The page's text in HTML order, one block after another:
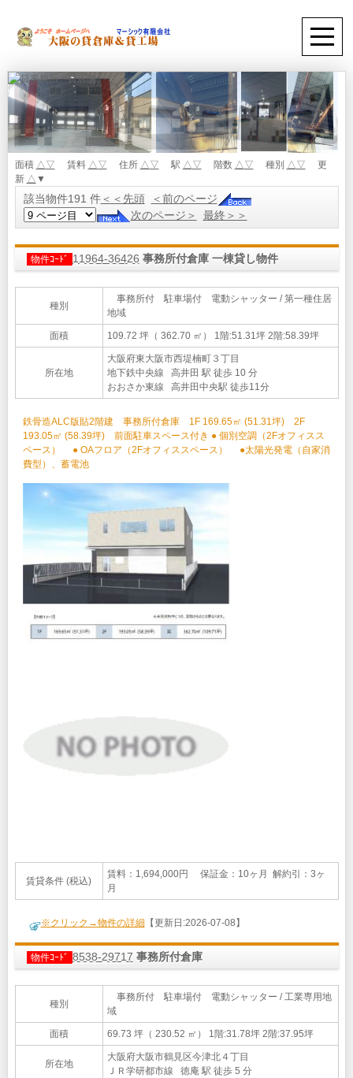
面積 △▽ 賃料 △▽ 住所 △▽ 駅 △▽ 階数 △▽ 種別 △▽ 更
新 △ ▼
該当物件191 件＜＜先頭
＜前のページ
次のページ＞
最終＞＞
物件ｺｰﾄﾞ 11964-36426 事務所付倉庫 一棟貸し物件
種別
事務所付 駐車場付 電動シャッター / 第一種住居
地域
面積 109.72 坪（ 362.70 ㎡） 1階:51.31坪 2階:58.39坪
所在地
大阪府東大阪市西堤楠町３丁目
地下鉄中央線 高井田 駅 徒歩 10 分
おおさか東線 高井田中央駅 徒歩11分
鉄骨造ALC版貼2階建 事務所付倉庫 1F 169.65㎡ (51.31坪) 2F
193.05㎡ (58.39坪) 前面駐車スペース付き ● 個別空調（2Fオフィスス
ペース） ● OAフロア（2Fオフィススペース） ●太陽光発電（自家消
費型）、蓄電池
賃貸条件 (税込)
賃料：1,694,000円 保証金：10ヶ月 解約引：3ヶ
月
※クリック→物件の詳細 【更新日:2026-07-08】
物件ｺｰﾄﾞ 8538-29717 事務所付倉庫
種別
事務所付 駐車場付 電動シャッター / 工業専用地
域
面積 69.73 坪（ 230.52 ㎡） 1階:31.78坪 2階:37.95坪
所在地
大阪府大阪市鶴見区今津北４丁目
ＪＲ学研都市線 徳庵 駅 徒歩 5 分